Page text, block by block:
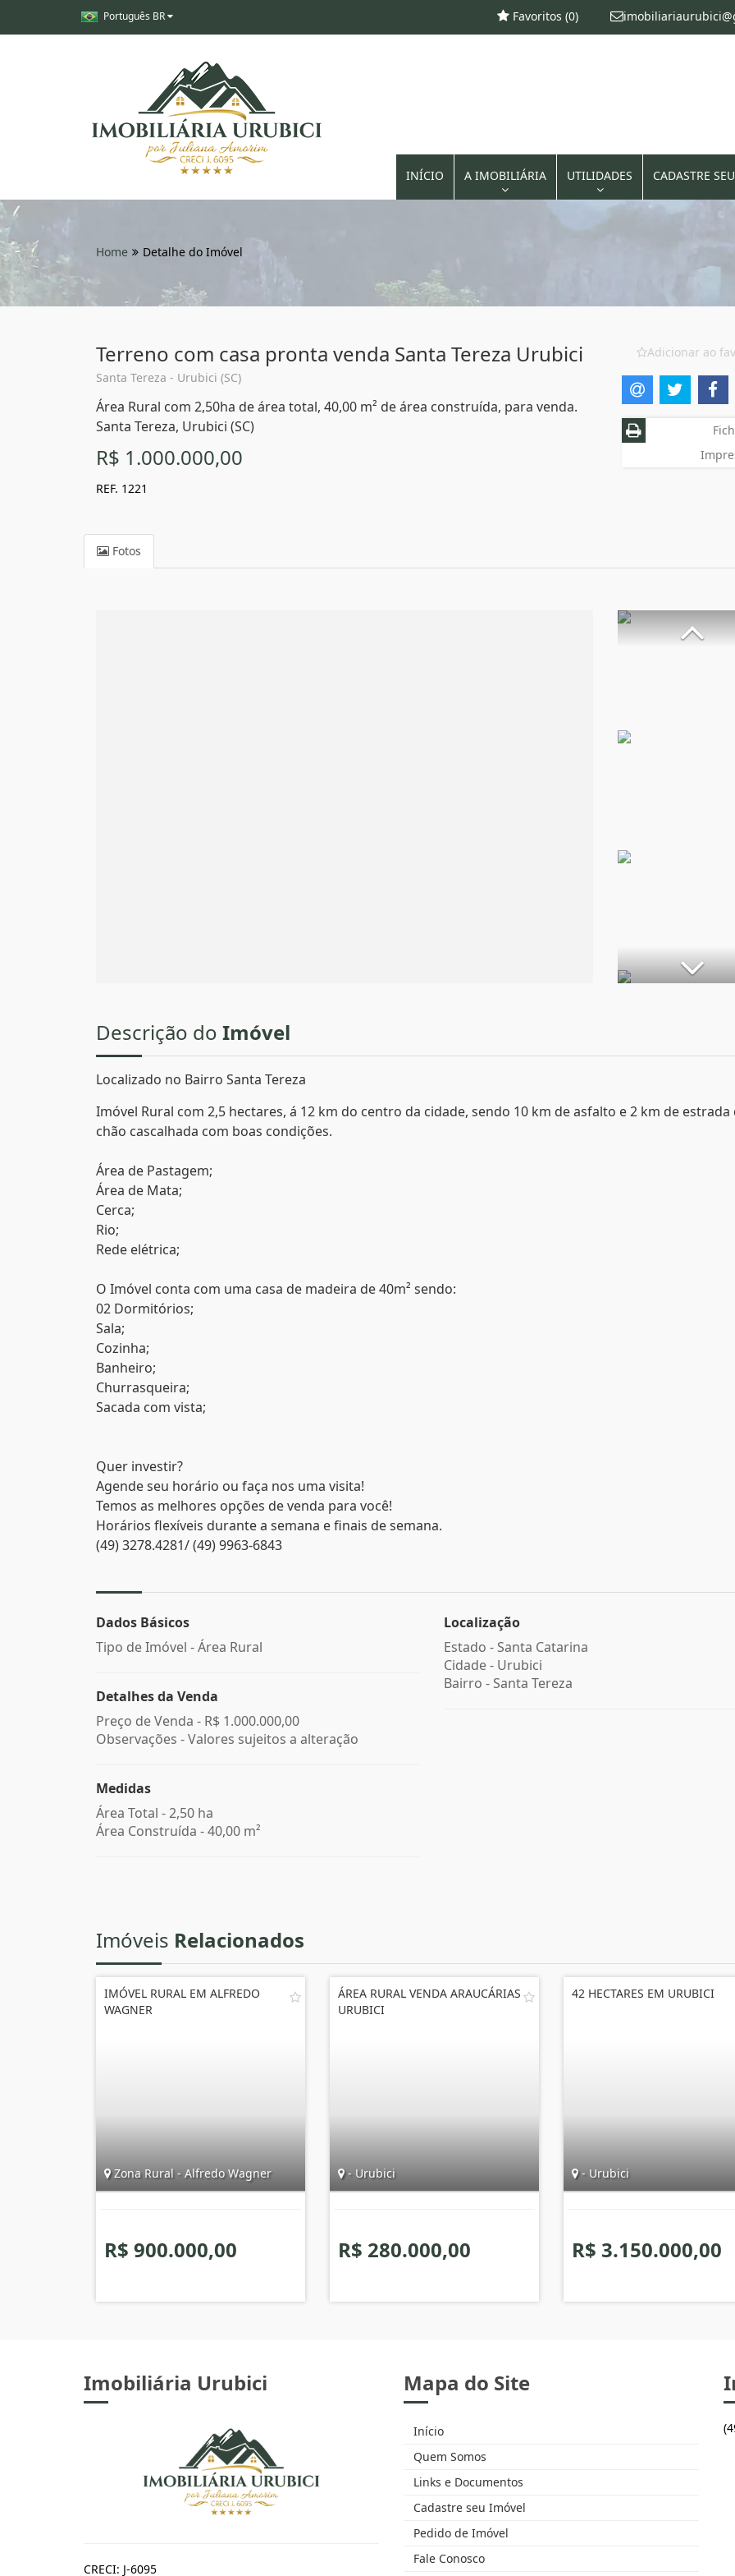
Português BR Favoritos (0)
INÍCIO A IMOBILIÁRIA UTILIDADES CADASTRE
Home Detalhe do Imóvel
Terreno com casa pronta venda Santa Tereza Urubici
Santa Tereza - Urubici (SC)
Área Rural com 2,50ha de área total, 40,00 m² de área construída, para venda.
Santa Tereza, Urubici (SC)
R$ 1.000.000,00
REF. 1221
Adicionar ao
Fotos
Descrição do Imóvel
Localizado no Bairro Santa Tereza
Imóvel Rural com 2,5 hectares, á 12 km do centro da cidade, sendo 10 km de asfalto e 2 km de estrada
chão cascalhada com boas condições.
Área de Pastagem;
Área de Mata;
Cerca;
Rio;
Rede elétrica;
O Imóvel conta com uma casa de madeira de 40m² sendo:
02 Dormitórios;
Sala;
Cozinha;
Banheiro;
Churrasqueira;
Sacada com vista;
Quer investir?
Agende seu horário ou faça nos uma visita!
Temos as melhores opções de venda para você!
Horários flexíveis durante a semana e finais de semana.
(49) 3278.4281/ (49) 9963-6843
Dados Básicos
Tipo de Imóvel - Área Rural
Detalhes da Venda
Preço de Venda - R$ 1.000.000,00
Observações - Valores sujeitos a alteração
Medidas
Área Total - 2,50 ha
Área Construída - 40,00 m²
Localização
Estado - Santa Catarina
Cidade - Urubici
Bairro - Santa Tereza
Imóveis Relacionados
IMÓVEL RURAL EM ALFREDO
WAGNER
Zona Rural - Alfredo Wagner
R$ 900.000,00
ÁREA RURAL VENDA ARAUCÁRIAS
URUBICI
- Urubici
R$ 280.000,00
42 HECTARES EM URUBICI
- Urubici
R$ 3.150.000,00
Imobiliária Urubici
CRECI: J-6095
Mapa do Site
Início
Quem Somos
Links e Documentos
Cadastre seu Imóvel
Pedido de Imóvel
Fale Conosco